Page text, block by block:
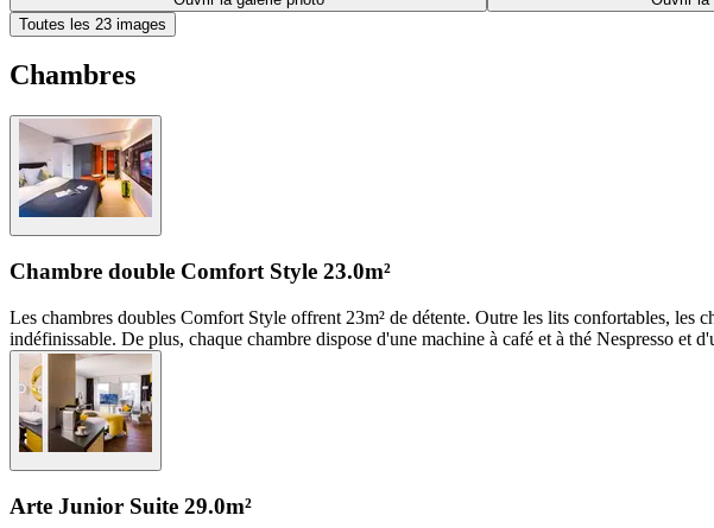
Toutes les 23 images
Chambres
Chambre double Comfort Style 23.0m²
Les chambres doubles Comfort Style offrent 23m² de détente. Outre les lits confortables, les
indéfinissable. De plus, chaque chambre dispose d'une machine à café et à thé Nespresso et
Arte Junior Suite 29.0m²